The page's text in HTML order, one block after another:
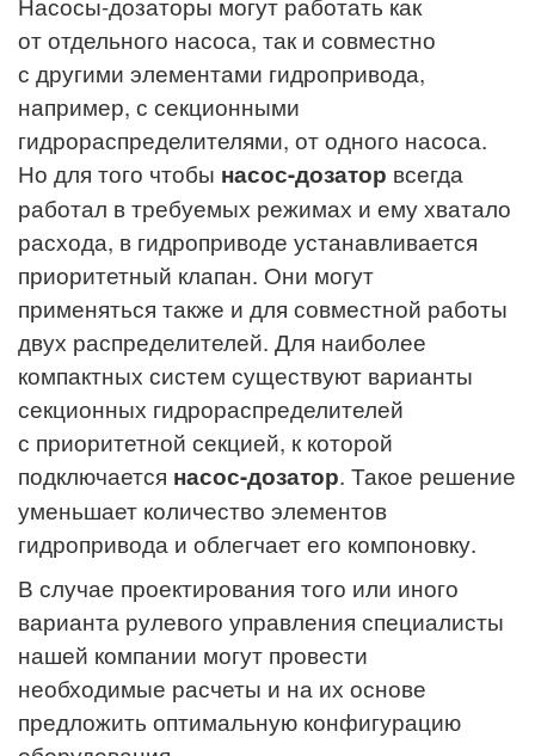
от отдельного насоса, так и совместно
с другими элементами гидропривода,
например, с секционными
гидрораспределителями, от одного насоса.
Но для того чтобы насос-дозатор всегда
работал в требуемых режимах и ему хватало
расхода, в гидроприводе устанавливается
приоритетный клапан. Они могут
применяться также и для совместной работы
двух распределителей. Для наиболее
компактных систем существуют варианты
секционных гидрораспределителей
с приоритетной секцией, к которой
подключается насос-дозатор. Такое решение
уменьшает количество элементов
гидропривода и облегчает его компоновку.
В случае проектирования того или иного
варианта рулевого управления специалисты
нашей компании могут провести
необходимые расчеты и на их основе
предложить оптимальную конфигурацию